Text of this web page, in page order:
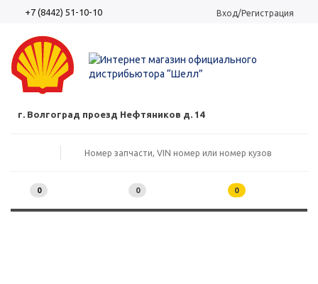
+7 (8442) 51-10-10 Вход/Регистрация
г. Волгоград проезд Нефтяников д. 14
0 0 0